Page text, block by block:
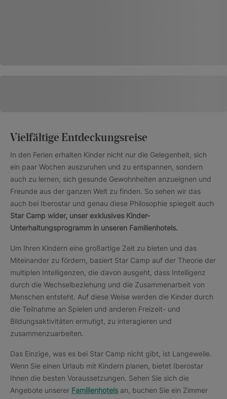
Vielfältige Entdeckungsreise
In den Ferien erhalten Kinder nicht nur die Gelegenheit, sich
ein paar Wochen auszuruhen und zu entspannen, sondern
auch zu lernen, sich gesunde Gewohnheiten anzueignen und
Freunde aus der ganzen Welt zu finden. So sehen wir das
auch bei Iberostar und genau diese Philosophie spiegelt auch
Star Camp wider, unser exklusives Kinder-
Unterhaltungsprogramm in unseren Familienhotels.
Um Ihren Kindern eine großartige Zeit zu bieten und das
Miteinander zu fördern, basiert Star Camp auf der Theorie der
multiplen Intelligenzen, die davon ausgeht, dass Intelligenz
durch die Wechselbeziehung und die Zusammenarbeit von
Menschen entsteht. Auf diese Weise werden die Kinder durch
die Teilnahme an Spielen und anderen Freizeit- und
Bildungsaktivitäten ermutigt, zu interagieren und
zusammenzuarbeiten.
Das Einzige, was es bei Star Camp nicht gibt, ist Langeweile.
Wenn Sie einen Urlaub mit Kindern planen, bietet Iberostar
Ihnen die besten Voraussetzungen. Sehen Sie sich die
Angebote unserer Familienhotels an, buchen Sie ein Zimmer